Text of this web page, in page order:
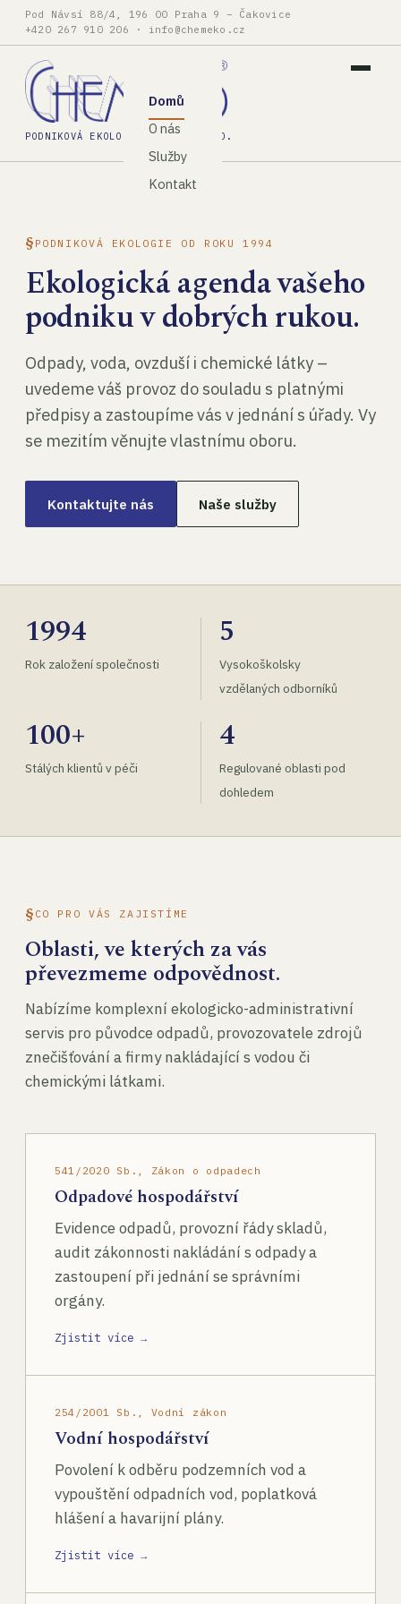
Pod Návsí 88/4, 196 00 Praha 9 – Čakovice
+420 267 910 206 · info@chemeko.cz
PODNIKOVÁ EKOLOGIE, SPOL. S R.O.
Domů
O nás
Služby
Kontakt
PODNIKOVÁ EKOLOGIE OD ROKU 1994
Ekologická agenda vašeho
podniku v dobrých rukou.
Odpady, voda, ovzduší i chemické látky –
uvedeme váš provoz do souladu s platnými
předpisy a zastoupíme vás v jednání s úřady. Vy
se mezitím věnujte vlastnímu oboru.
Kontaktujte nás Naše služby
1994
Rok založení společnosti
5
Vysokoškolsky
vzdělaných odborníků
100+
Stálých klientů v péči
4
Regulované oblasti pod
dohledem
CO PRO VÁS ZAJISTÍME
Oblasti, ve kterých za vás
převezmeme odpovědnost.
Nabízíme komplexní ekologicko-administrativní
servis pro původce odpadů, provozovatele zdrojů
znečišťování a firmy nakládající s vodou či
chemickými látkami.
541/2020 Sb., Zákon o odpadech
Odpadové hospodářství
Evidence odpadů, provozní řády skladů,
audit zákonnosti nakládání s odpady a
zastoupení při jednání se správními
orgány.
Zjistit více →
254/2001 Sb., Vodní zákon
Vodní hospodářství
Povolení k odběru podzemních vod a
vypouštění odpadních vod, poplatková
hlášení a havarijní plány.
Zjistit více →